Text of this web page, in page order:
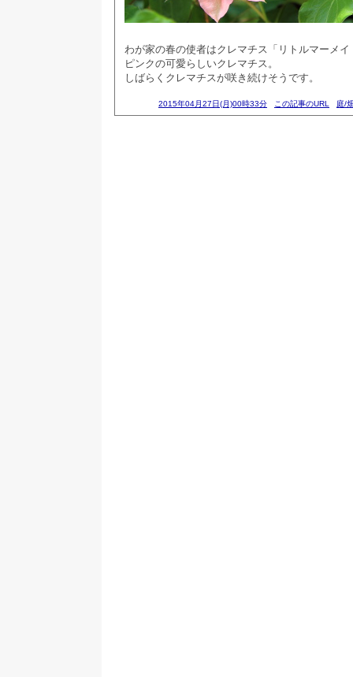
わが家の春の使者はクレマチス「リトルマーメイ
ピンクの可愛らしいクレマチス。
しばらくクレマチスが咲き続けそうです。
2015年04月27日(月)00時33分 この記事のURL 庭/